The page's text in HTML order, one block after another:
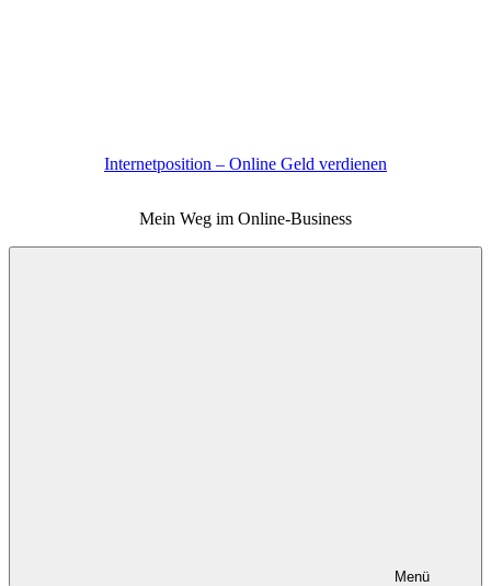
Internetposition – Online Geld verdienen
Mein Weg im Online-Business
Menü